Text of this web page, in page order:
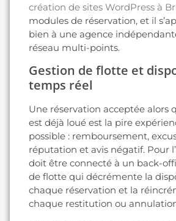
création de sites WordPress à
modules de réservation, et il
bien à une agence
réseau multi-points.
Gestion de flotte et
temps réel
Une réservation acceptée alors
est déjà loué est la pire
possible : remboursement,
réputation et avis négatif. Pour
doit être connecté à un back-
de flotte qui décrémente la
chaque réservation et la
chaque restitution ou